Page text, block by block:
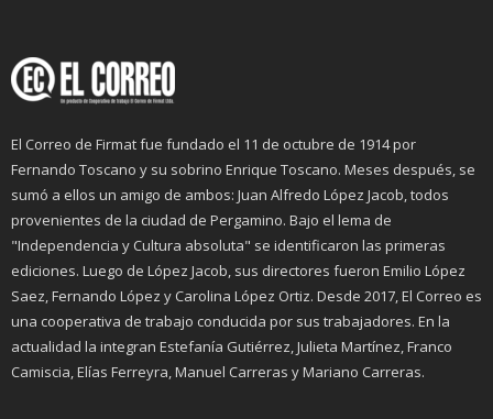
El Correo de Firmat fue fundado el 11 de octubre de 1914 por
Fernando Toscano y su sobrino Enrique Toscano. Meses después, se
sumó a ellos un amigo de ambos: Juan Alfredo López Jacob, todos
provenientes de la ciudad de Pergamino. Bajo el lema de
"Independencia y Cultura absoluta" se identificaron las primeras
ediciones. Luego de López Jacob, sus directores fueron Emilio López
Saez, Fernando López y Carolina López Ortiz. Desde 2017, El Correo es
una cooperativa de trabajo conducida por sus trabajadores. En la
actualidad la integran Estefanía Gutiérrez, Julieta Martínez, Franco
Camiscia, Elías Ferreyra, Manuel Carreras y Mariano Carreras.